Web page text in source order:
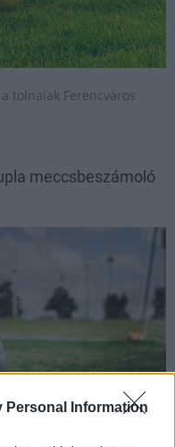
Personal Information
tolnaiak Ferencváros
meccsbeszámoló